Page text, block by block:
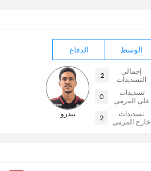
الوسط الدفاع
إجمالي
التسديدات
2
تسديدات
على المرمى
0
تسديدات
خارج المرمى
2 بيدرو